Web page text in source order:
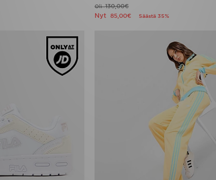
Oli130,00€
Nyt85,00€ Säästä 35%